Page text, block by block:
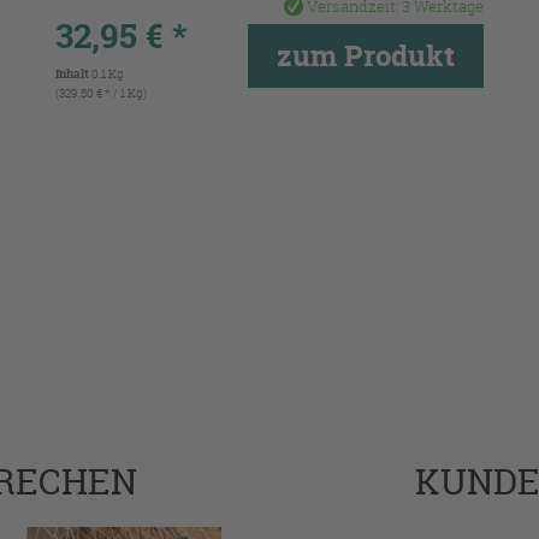
Versandzeit: 3 Werktage
32,95 € *
Inhalt 0.1 Kg
(329,50 € * / 1 Kg)
zum Produkt